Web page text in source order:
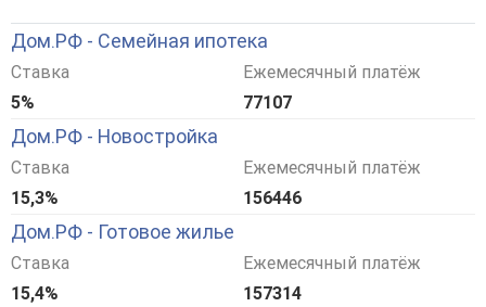
Дом.РФ - Семейная ипотека
Ставка
5%
Ежемесячный платёж
77107
Дом.РФ - Новостройка
Ставка
15,3%
Ежемесячный платёж
156446
Дом.РФ - Готовое жилье
Ставка
15,4%
Ежемесячный платёж
157314